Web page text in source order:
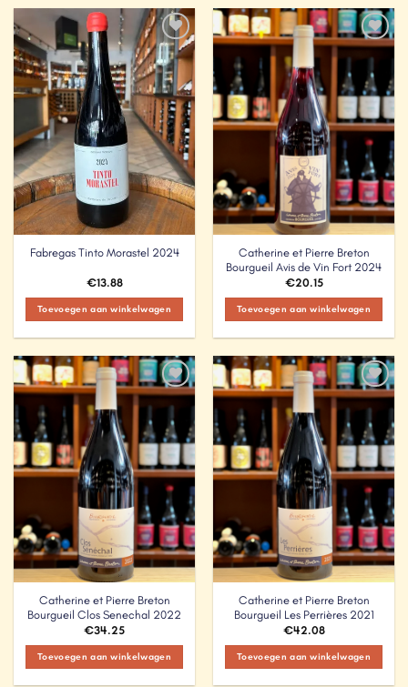
Add to
Wishlist
Fabregas Tinto Morastel 2024
€13.88
Toevoegen aan winkelwagen
Catherine et Pierre Breton
Bourgueil Avis de Vin Fort 2024
€20.15
Toevoegen aan winkelwagen
Add to
Catherine et Pierre Breton
Bourgueil Clos Senechal 2022
€34.25
Toevoegen aan winkelwagen
Add to
Wishlist
Catherine et Pierre Breton
Bourgueil Les Perrières 2021
€42.08
Toevoegen aan winkelwagen